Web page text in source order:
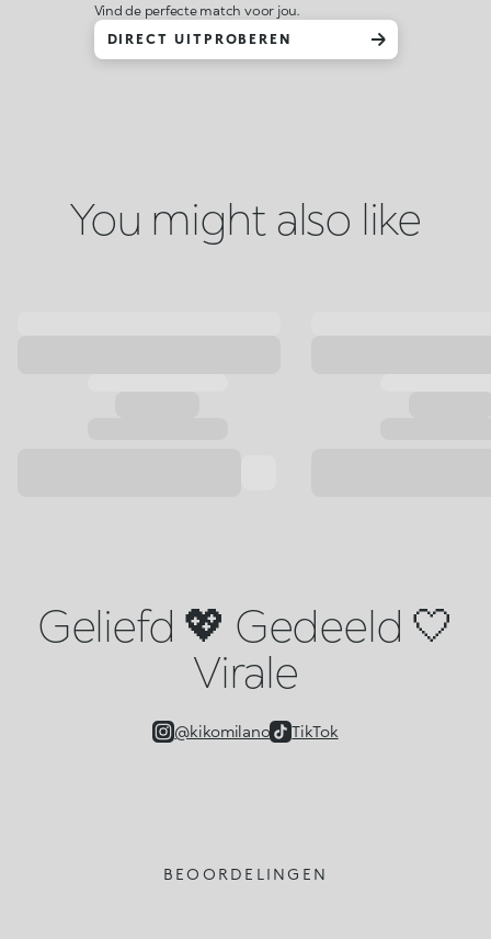
Vind de perfecte match voor jou.
DIRECT UITPROBEREN
You might also like
Geliefd 💖 Gedeeld 🤍
Virale
@kikomilano TikTok
BEOORDELINGEN